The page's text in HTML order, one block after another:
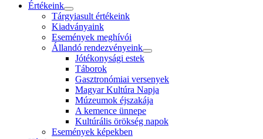
Értékeink
Tárgyiasult értékeink
Kiadványaink
Események meghívói
Állandó rendezvényeink
Jótékonysági estek
Táborok
Gasztronómiai versenyek
Magyar Kultúra Napja
Múzeumok éjszakája
A kemence ünnepe
Kultúrális örökség napok
Események képekben